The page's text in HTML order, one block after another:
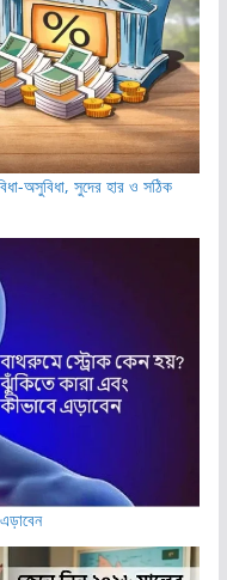
অসুবিধা, সুদের হার ও সঠিক